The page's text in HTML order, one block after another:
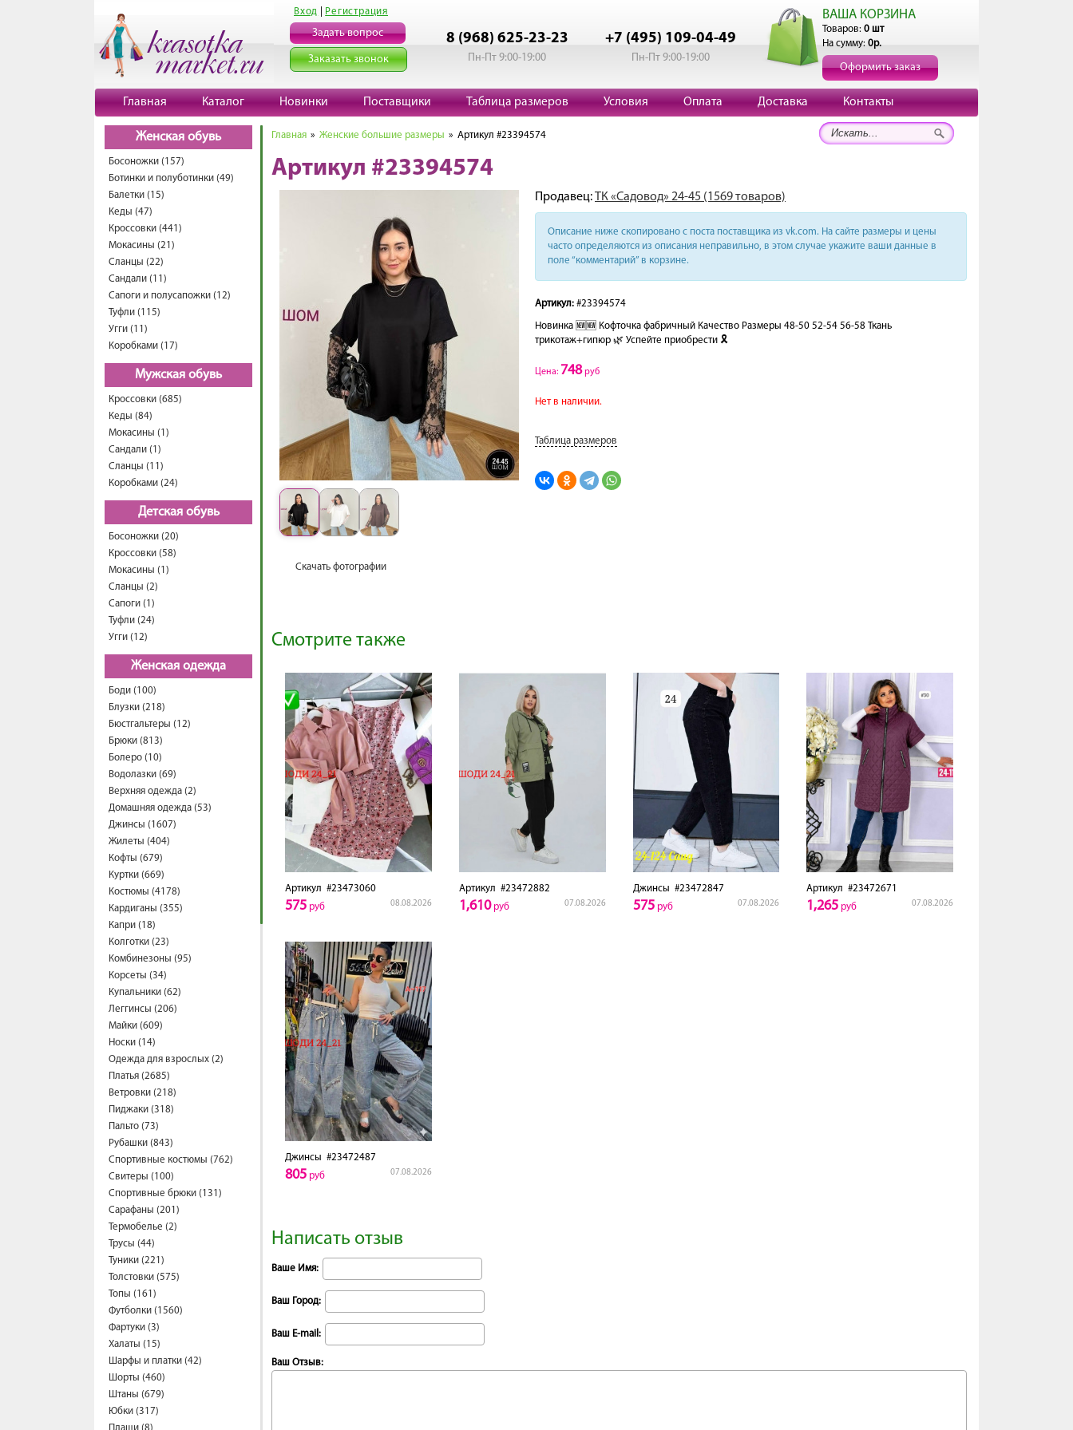
Вход Регистрация
Задать вопрос
Заказать звонок
8 (968) 625-23-23
Пн-Пт 9:00-19:00
+7 (495) 109-04-49
Пн-Пт 9:00-19:00
ВАША КОРЗИНА
Товаров: 0 шт
На сумму: 0р.
Оформить заказ
Главная Каталог Новинки Поставщики Таблица размеров Условия Оплата Доставка Контакты
Женская обувь
Босоножки (157)
Ботинки и полуботинки (49)
Балетки (15)
Кеды (47)
Кроссовки (441)
Мокасины (21)
Сланцы (22)
Сандали (11)
Сапоги и полусапожки (12)
Туфли (115)
Угги (11)
Коробками (17)
Мужская обувь
Кроссовки (685)
Кеды (84)
Мокасины (1)
Сандали (1)
Сланцы (11)
Коробками (24)
Детская обувь
Босоножки (20)
Кроссовки (58)
Мокасины (1)
Сланцы (2)
Сапоги (1)
Туфли (24)
Угги (12)
Женская одежда
Боди (100)
Блузки (218)
Бюстгальтеры (12)
Брюки (813)
Болеро (10)
Водолазки (69)
Верхняя одежда (2)
Домашняя одежда (53)
Джинсы (1607)
Жилеты (404)
Кофты (679)
Куртки (669)
Костюмы (4178)
Кардиганы (355)
Капри (18)
Колготки (23)
Комбинезоны (95)
Корсеты (34)
Купальники (62)
Леггинсы (206)
Майки (609)
Носки (14)
Одежда для взрослых (2)
Платья (2685)
Ветровки (218)
Пиджаки (318)
Пальто (73)
Рубашки (843)
Спортивные костюмы (762)
Свитеры (100)
Спортивные брюки (131)
Сарафаны (201)
Термобелье (2)
Трусы (44)
Туники (221)
Толстовки (575)
Топы (161)
Футболки (1560)
Фартуки (3)
Халаты (15)
Шарфы и платки (42)
Шорты (460)
Штаны (679)
Юбки (317)
Главная » Женские большие размеры » Артикул #23394574
Артикул #23394574
Скачать фотографии
Продавец:ТК «Садовод» 24-45 (1569 товаров)
Описание ниже скопировано с поста поставщика из vk.com. На сайте размеры и цены
часто определяются из описания неправильно, в этом случае укажите ваши данные в
поле “комментарий” в корзине.
Артикул: #23394574
Новинка 🆕🆕 Кофточка фабричный Качество Размеры 48-50 52-54 56-58 Ткань
трикотаж+гипюр 🌿 Успейте приобрести 🎗️
Цена: 748руб
Нет в наличии.
Таблица размеров
Смотрите также
Артикул #23473060
08.08.2026
575 руб
Артикул #23472882
07.08.2026
1,610руб
Джинсы #23472847
07.08.2026
575руб
Артикул #23472671
07.08.2026
1,265 руб
Джинсы #23472487
07.08.2026
805 руб
Написать отзыв
Ваше Имя:
Ваш Город:
Ваш E-mail:
Ваш Отзыв: